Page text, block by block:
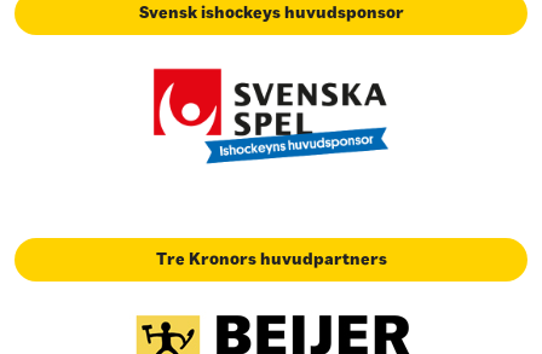
Svensk ishockeys huvudsponsor
Tre Kronors huvudpartners